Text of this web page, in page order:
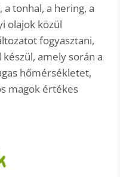
a tonhal, a hering, a
olajok közül
fogyasztani,
amely során a
hőmérsékletet,
magok értékes